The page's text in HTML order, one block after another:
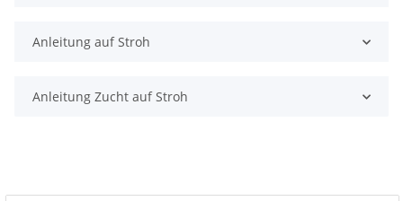
Anleitung auf Stroh
Anleitung Zucht auf Stroh